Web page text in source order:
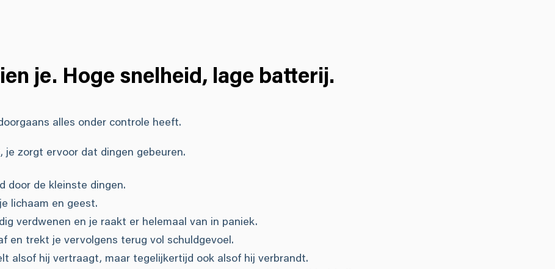
je. Hoge snelheid, lage batterij.
alles onder controle heeft.
je zorgt ervoor dat dingen gebeuren.
door de kleinste dingen.
lichaam en geest.
verdwenen en je raakt er helemaal van in paniek.
en trekt je vervolgens terug vol schuldgevoel.
alsof hij vertraagt, maar tegelijkertijd ook alsof hij verbrandt.